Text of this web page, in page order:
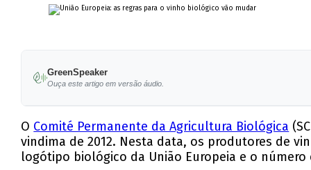
GreenSpeaker
Ouça este artigo em versão áudio.
O Comité Permanente da Agricultura Biológica
vindima de 2012. Nesta data, os produtores de
logótipo biológico da União Europeia e o